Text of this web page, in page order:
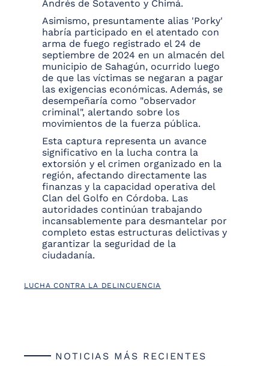
Andrés de Sotavento y Chimá.
Asimismo, presuntamente alias 'Porky'
habría participado en el atentado con
arma de fuego registrado el 24 de
septiembre de 2024 en un almacén del
municipio de Sahagún, ocurrido luego
de que las víctimas se negaran a pagar
las exigencias económicas. Además, se
desempeñaría como "observador
criminal", alertando sobre los
movimientos de la fuerza pública.
Esta captura representa un avance
significativo en la lucha contra la
extorsión y el crimen organizado en la
región, afectando directamente las
finanzas y la capacidad operativa del
Clan del Golfo en Córdoba. Las
autoridades continúan trabajando
incansablemente para desmantelar por
completo estas estructuras delictivas y
garantizar la seguridad de la
ciudadanía.
LUCHA CONTRA LA DELINCUENCIA
NOTICIAS MÁS RECIENTES